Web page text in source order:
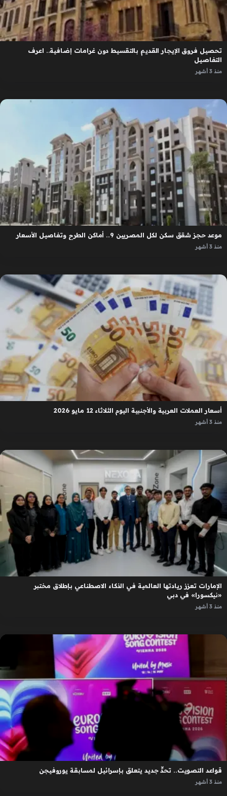
تحصيل فروق الإيجار القديم بالتقسيط دون غرامات إضافية.. اعرف
التفاصيل
منذ 3 أشهر
موعد حجز شقق سكن لكل المصريين 9.. أماكن الطرح وتفاصيل الأسعار
منذ 3 أشهر
أسعار العملات العربية والأجنبية اليوم الثلاثاء 12 مايو 2026
منذ 3 أشهر
الإمارات تعزز ريادتها العالمية في الذكاء الاصطناعي بإطلاق مختبر
«نيكسورا» في دبي
منذ 3 أشهر
قواعد التصويت.. تحدٍّ جديد يتعلق بإسرائيل لمسابقة يوروفيجن
منذ 3 أشهر